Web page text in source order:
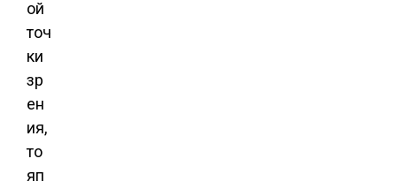
ой
точ
ки
зр
ен
ия,
то
яп